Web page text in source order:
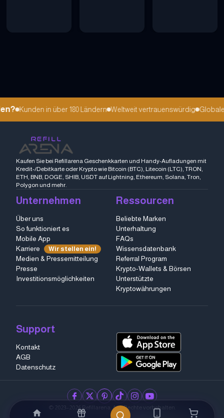
Kunden in über 180 Ländern Weltweit vertrauenswürdig Globale
Kaufen Sie bei Refillarena Geschenkkarten und Handy-Aufladungen mit
Kredit-/Debitkarte oder Krypto wie Bitcoin (BTC), Litecoin (LTC), TRON,
ETH, BNB, DOGE, SHIB, USDT auf Lightning, Ethereum, Solana, Tron,
Polygon und mehr.
Unternehmen
Über uns
So funktioniert es
Mobile App
Karriere
Wir stellen ein!
Medien & Pressemitteilung
Presse
Investitionsmöglichkeiten
Ressourcen
Beliebte Marken
Unterhaltung
FAQs
Wissensdatenbank
Referral Program
Krypto-Wallets & Börsen
Unterstützte
Kryptowährungen
Support
Kontakt
AGB
Datenschutz
facebook
twitter
pinterest
tiktok
instagram
youtube
© 2023–2026 Refillarena. Alle Rechte vorbehalten